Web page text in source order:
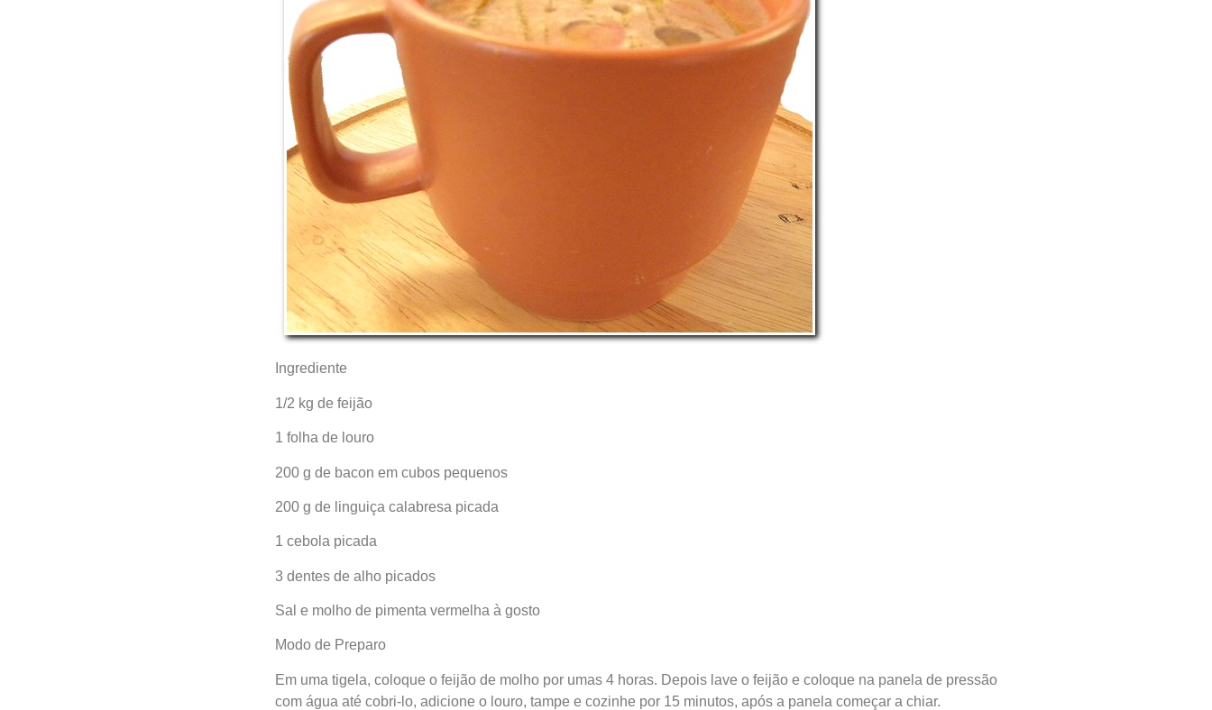
Ingrediente
1/2 kg de feijão
1 folha de louro
200 g de bacon em cubos pequenos
200 g de linguiça calabresa picada
1 cebola picada
3 dentes de alho picados
Sal e molho de pimenta vermelha à gosto
Modo de Preparo
Em uma tigela, coloque o feijão de molho por umas 4 horas. Depois lave o feijão e coloque na panela de pressão
com água até cobri-lo, adicione o louro, tampe e cozinhe por 15 minutos, após a panela começar a chiar.